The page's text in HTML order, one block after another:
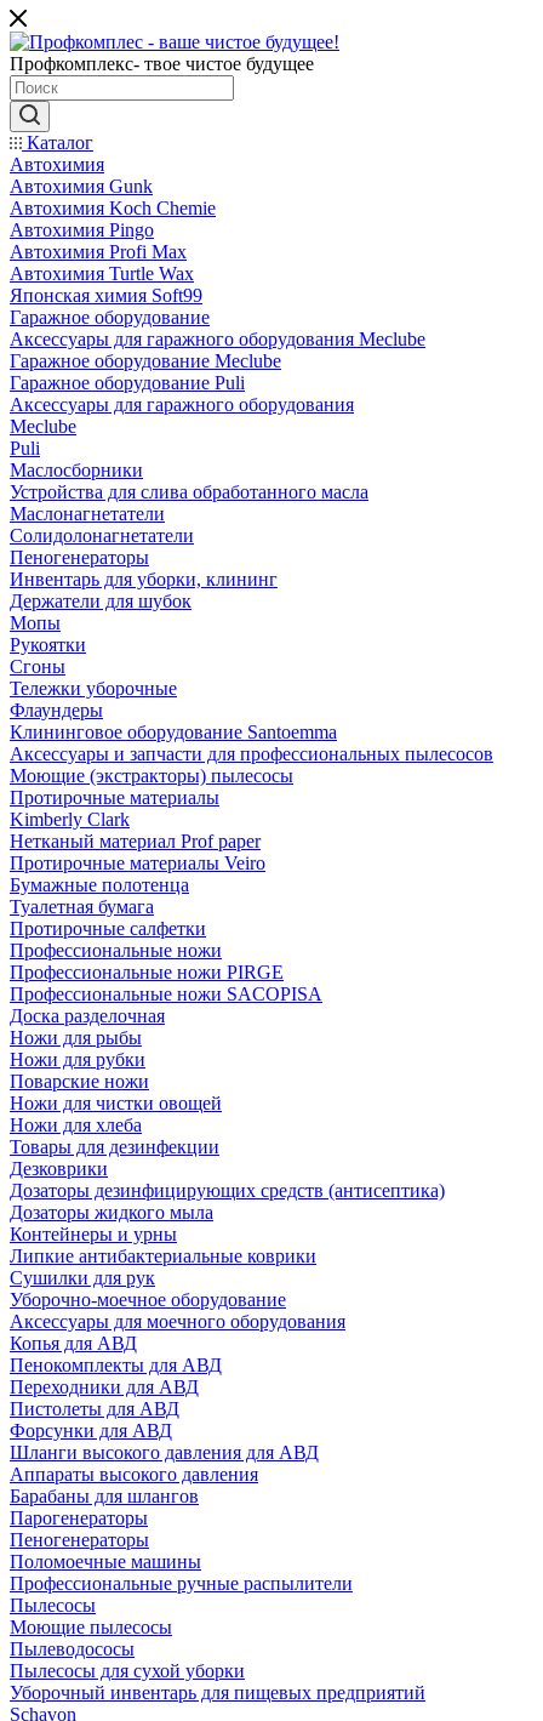
Профкомплекс- твое чистое будущее
Каталог
Автохимия
Автохимия Gunk
Автохимия Koch Chemie
Автохимия Pingo
Автохимия Profi Max
Автохимия Turtle Wax
Японская химия Soft99
Гаражное оборудование
Аксессуары для гаражного оборудования Meclube
Гаражное оборудование Meclube
Гаражное оборудование Puli
Аксессуары для гаражного оборудования
Meclube
Puli
Маслосборники
Устройства для слива обработанного масла
Маслонагнетатели
Солидолонагнетатели
Пеногенераторы
Инвентарь для уборки, клининг
Держатели для шубок
Мопы
Рукоятки
Сгоны
Тележки уборочные
Флаундеры
Клининговое оборудование Santoemma
Аксессуары и запчасти для профессиональных пылесосов
Моющие (экстракторы) пылесосы
Протирочные материалы
Kimberly Clark
Нетканый материал Prof paper
Протирочные материалы Veiro
Бумажные полотенца
Туалетная бумага
Протирочные салфетки
Профессиональные ножи
Профессиональные ножи PIRGE
Профессиональные ножи SACOPISA
Доска разделочная
Ножи для рыбы
Ножи для рубки
Поварские ножи
Ножи для чистки овощей
Ножи для хлеба
Товары для дезинфекции
Дезковрики
Дозаторы дезинфицирующих средств (антисептика)
Дозаторы жидкого мыла
Контейнеры и урны
Липкие антибактериальные коврики
Сушилки для рук
Уборочно-моечное оборудование
Аксессуары для моечного оборудования
Копья для АВД
Пенокомплекты для АВД
Переходники для АВД
Пистолеты для АВД
Форсунки для АВД
Шланги высокого давления для АВД
Аппараты высокого давления
Барабаны для шлангов
Парогенераторы
Пеногенераторы
Поломоечные машины
Профессиональные ручные распылители
Пылесосы
Моющие пылесосы
Пылеводососы
Пылесосы для сухой уборки
Уборочный инвентарь для пищевых предприятий
Schavon